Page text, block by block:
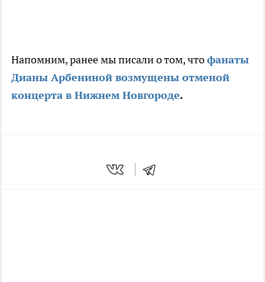
Напомним, ранее мы писали о том, чтофанаты
Дианы Арбениной возмущены отменой
концерта в Нижнем Новгороде.